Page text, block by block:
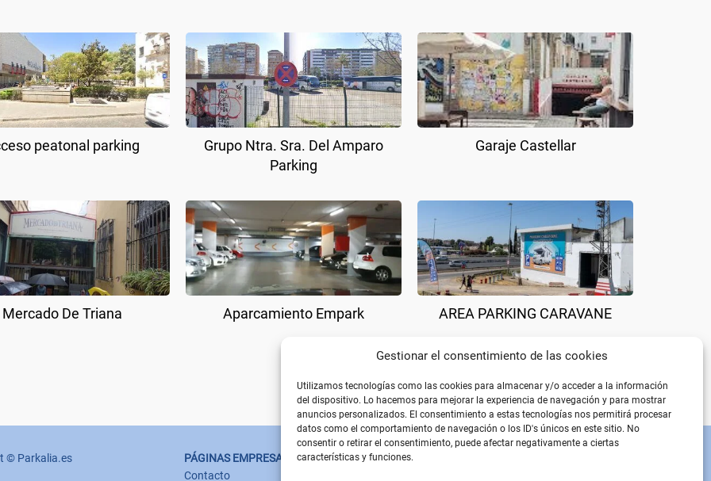
Gestionar el consentimiento de las cookies
Utilizamos tecnologías como las cookies para almacenar y/o acceder a la información
del dispositivo. Lo hacemos para mejorar la experiencia de navegación y para mostrar
anuncios personalizados. El consentimiento a estas tecnologías nos permitirá procesar
datos como el comportamiento de navegación o los ID's únicos en este sitio. No
consentir o retirar el consentimiento, puede afectar negativamente a ciertas
características y funciones.
peatonal parking
Grupo Ntra. Sra. Del Amparo
Parking
Garaje Castellar
Mercado De Triana Aparcamiento Empark AREA PARKING CARAVANE
© Parkalia.es
PÁGINAS EMPRESA
Contacto